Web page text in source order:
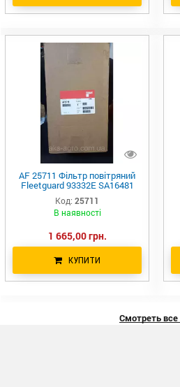
AF 25711 Фільтр повітряний
Fleetguard 93332E SA16481
RS5456 84476647 49407
87408705 367350A1
Код: 25711
В наявності
1 665,00 грн.
КУПИТИ
Смотреть все